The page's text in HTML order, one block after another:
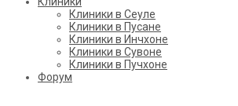
Клиники в Сеуле
Клиники в Пусане
Клиники в Инчхоне
Клиники в Сувоне
Клиники в Пучхоне
Форум